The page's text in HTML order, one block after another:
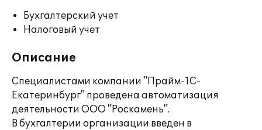
Бухгалтерский учет
Налоговый учет
Описание
Специалистами компании "Прайм-1С-
Екатеринбург" проведена автоматизация
деятельности ООО "Роскамень".
В бухгалтерии организации введен в